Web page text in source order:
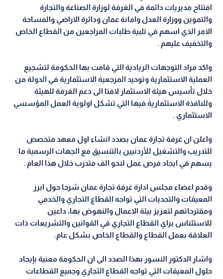
افتتاح مديريات دائمة في الغرفة لوزارة الصناعة والتجارة
والتموين ووزارة العدل وامانة عمان ودائرة الاراضي والمساحة
الامر الذي اسهم في تلبية طلبات المراجعين من القطاع الخاص
والتخفيف عليهم .
واكد مراد التوجهات الريادية التي قامت بها الحكومة لتشجيع
العملية الاستثمارية وتوحيد المرجعية الاستثمارية في الدولة من
خلال تأسيس هيئة الاستثمار لافتا الى دعم الغرفة للهيئة
وللنافذة الاستثمارية فيها التي تشكل اولوية العمل المؤسسي
الاستثماري .
واعلن ان غرفة تجارة عمان بصدد انشاء اول معهد متخصص
للتدريب والتشغيل للأردنيين بالتنسيق مع الجهات الرسمية ما
يسهم في ايجاد فرص عمل لنحو الف متدرب خلال هذا العام .
وقدم اعضاء مجلس ادارة غرفة تجارة عمان شرحا حول ابرز
المعيقات والتحديات التي تواجه القطاع التجاري والخدمي
ومقترحاتهم لتعزيز بيئة الاعمال والنهوض بها، داعين
للاستئناس براي القطاع التجاري في القوانين والتشريعات ذات
العلاقة بعمل القطاع والقطاع الخاص بشكل عام.
واشار الدكتور النسور بهذا الصدد الى ان الحكومة معنية بإيجاد
حلول المعيقات التي تواجه القطاع التجاري وجميع القطاعات